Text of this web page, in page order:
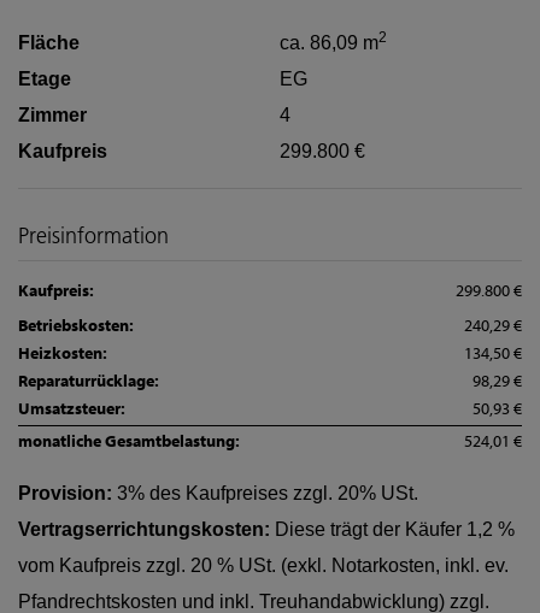
Fläche ca. 86,09 m2
Etage
EG
Zimmer
4
Kaufpreis
299.800 €
Preisinformation
Kaufpreis:
299.800 €
Betriebskosten:
240,29 €
Heizkosten:
134,50 €
Reparaturrücklage:
98,29 €
Umsatzsteuer:
50,93 €
monatliche Gesamtbelastung:
524,01 €
Provision: 3% des Kaufpreises zzgl. 20% USt.
Vertragserrichtungskosten: Diese trägt der Käufer 1,2 %
vom Kaufpreis zzgl. 20 % USt. (exkl. Notarkosten, inkl. ev.
Pfandrechtskosten und inkl. Treuhandabwicklung) zzgl.